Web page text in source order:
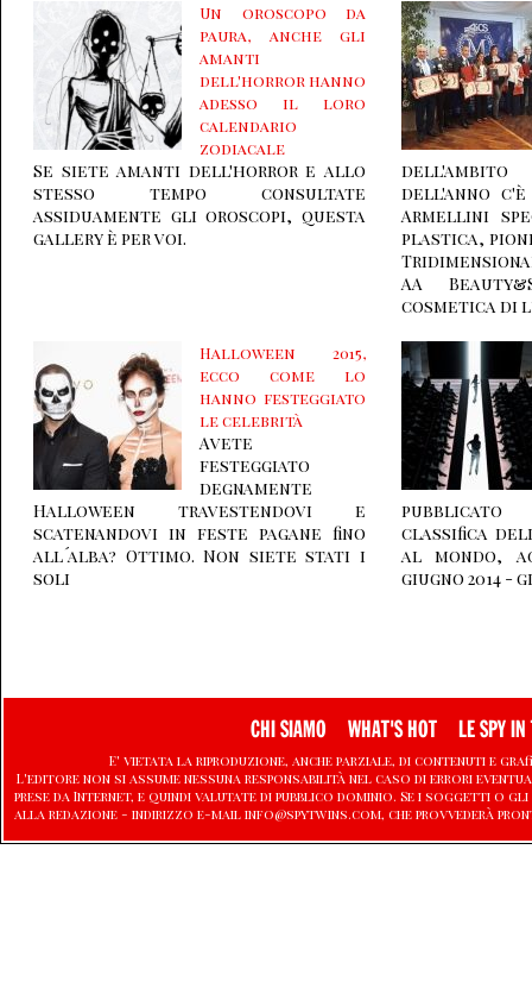
Un oroscopo da
paura, anche gli
amanti
dell'horror hanno
adesso il loro
calendario
zodiacale
Se siete amanti dell'horror e allo
stesso tempo consultate
assiduamente gli oroscopi, questa
gallery è per voi.
dell'ambito
dell'anno
Armellini
plastica,
AA
cosmetica di
Halloween 2015,
ecco come lo
hanno festeggiato
le celebrità
Avete
festeggiato
degnamente
Halloween travestendovi e
scatenandovi in feste pagane fino
all´alba? Ottimo. Non siete stati i
soli
classifica
al mondo,
giugno 2014 -
CHI SIAMO WHAT'S HOT LE SPY IN
E' vietata la riproduzione, anche parziale, di contenuti e
L'editore non si assume nessuna responsabilità nel caso di errori
prese da Internet, e quindi valutate di pubblico dominio. Se i soggetti
alla redazione - indirizzo e-mail info@spytwins.com, che provvederà